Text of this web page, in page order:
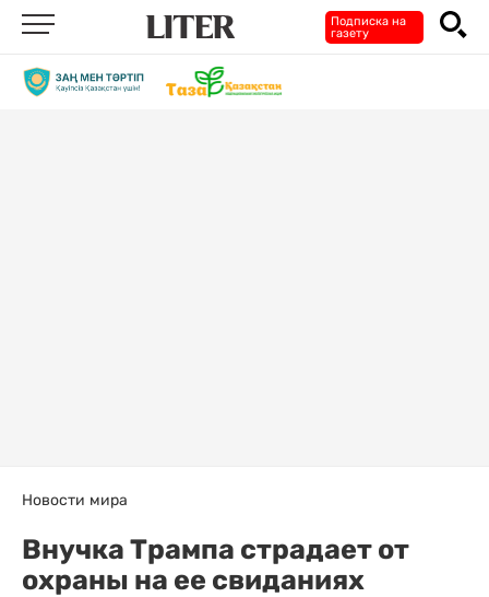
Подписка на
газету
Новости мира
Внучка Трампа страдает от
охраны на ее свиданиях